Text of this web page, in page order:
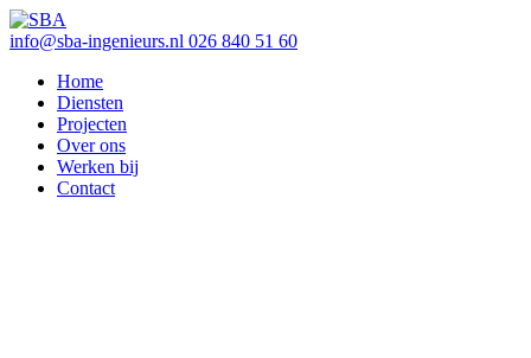
info@sba-ingenieurs.nl 026 840 51 60
Home
Diensten
Projecten
Over ons
Werken bij
Contact